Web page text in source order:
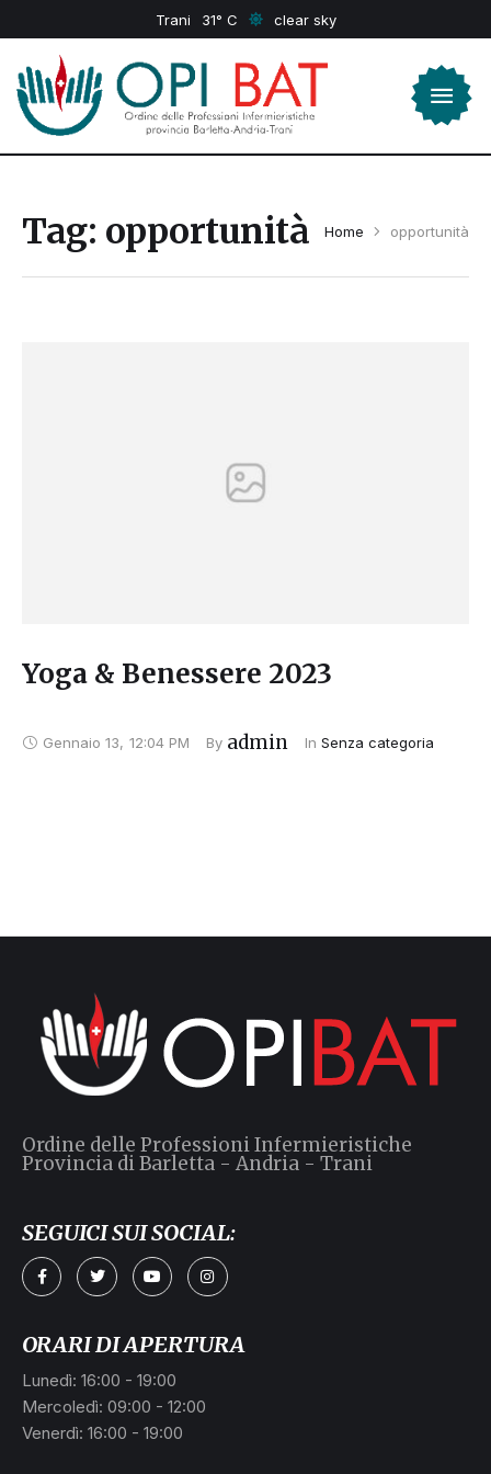
Trani 31 clear sky
Tag: opportunità Home opportunità
Yoga & Benessere 2023
Gennaio 13, 12:04 PM By admin In Senza categoria
ORARI DI APERTURA
Lunedì: 16:00 - 19:00
Mercoledì: 09:00 - 12:00
Venerdì: 16:00 - 19:00
Ordine delle Professioni Infermieristiche
Provincia di Barletta - Andria - Trani
SEGUICI SUI SOCIAL: